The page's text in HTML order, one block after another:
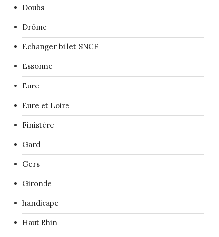
Doubs
Drôme
Echanger billet SNCF
Essonne
Eure
Eure et Loire
Finistère
Gard
Gers
Gironde
handicape
Haut Rhin